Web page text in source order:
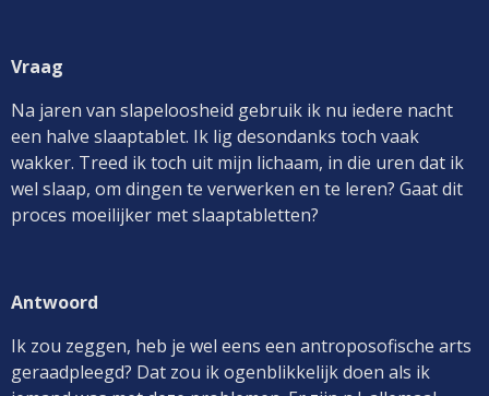
Vraag
Na jaren van slapeloosheid gebruik ik nu iedere nacht
een halve slaaptablet. Ik lig desondanks toch vaak
wakker. Treed ik toch uit mijn lichaam, in die uren dat ik
wel slaap, om dingen te verwerken en te leren? Gaat dit
proces moeilijker met slaaptabletten?
Antwoord
Ik zou zeggen, heb je wel eens een antroposofische arts
geraadpleegd? Dat zou ik ogenblikkelijk doen als ik